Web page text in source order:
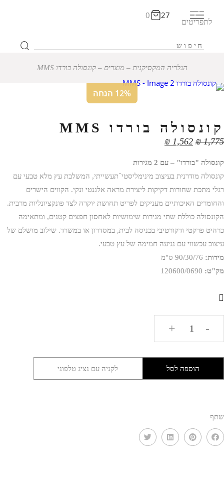
27
0
לתפריטים
הגלריה המקסיקנית ‒מוצרים ‒קונסולה בורדו MMS
12% הנחה
קונסולה בורדו MMS
₪1,775
₪ 1,562
קונסולה "בורדו" – עם 2 מגירות
קונסולה מודרנית בעיצוב מינימליסטי־תעשייתי, המשלבת עץ מלא טבעי עם
רגלי מתכת שחורות דקיקות ליצירת מראה אלגנטי ונקי. הקווים הישרים
והחומרים האיכותיים מעניקים לפריט תחושת יוקרה לצד פונקציונליות מרבית.
הקונסולה כוללת שתי מגירות שימושיות לאחסון חפצים קטנים, ומתאימה
כרהיט פרקטי ודקורטיבי בכניסה לבית, במסדרון או במשרד. שילוב מושלם של
עיצוב עכשווי עם נגיעה חמימה של עץ טבעי.
מידות:
מק"ט:
-
+
הוספה לסל לקניה עם נציג טלפוני
שתף